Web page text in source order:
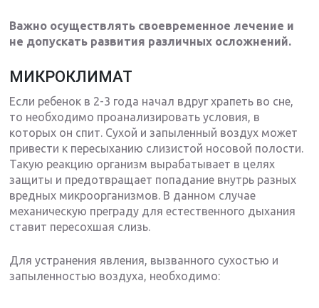
Важно осуществлять своевременное лечение и
не допускать развития различных осложнений.
МИКРОКЛИМАТ
Если ребенок в 2-3 года начал вдруг храпеть во сне,
то необходимо проанализировать условия, в
которых он спит. Сухой и запыленный воздух может
привести к пересыханию слизистой носовой полости.
Такую реакцию организм вырабатывает в целях
защиты и предотвращает попадание внутрь разных
вредных микроорганизмов. В данном случае
механическую преграду для естественного дыхания
ставит пересохшая слизь.
Для устранения явления, вызванного сухостью и
запыленностью воздуха, необходимо: